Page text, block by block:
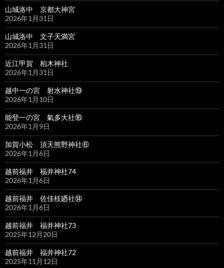
山城洛中 京都大神宮
2026年1月31日
山城洛中 文子天満宮
2026年1月31日
近江甲賀 柏木神社
2026年1月31日
越中一の宮 射水神社⑲
2026年1月10日
能登一の宮 氣多大社⑯
2026年1月9日
加賀小松 須天熊野神社⑥
2026年1月6日
越前福井 福井神社74
2026年1月6日
越前福井 佐佳枝廼社⑭
2026年1月6日
越前福井 福井神社73
2025年12月20日
越前福井 福井神社72
2025年11月12日